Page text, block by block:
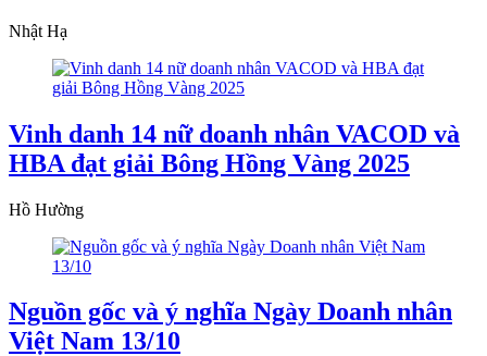
Nhật Hạ
Vinh danh 14 nữ doanh nhân VACOD và
HBA đạt giải Bông Hồng Vàng 2025
Hồ Hường
Nguồn gốc và ý nghĩa Ngày Doanh nhân
Việt Nam 13/10